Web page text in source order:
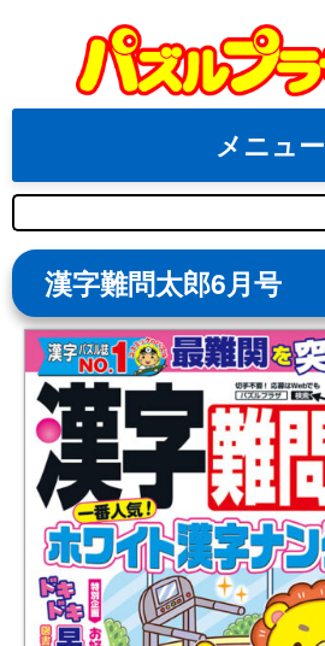
content
メニュー
検
索
漢字難問太郎6月号